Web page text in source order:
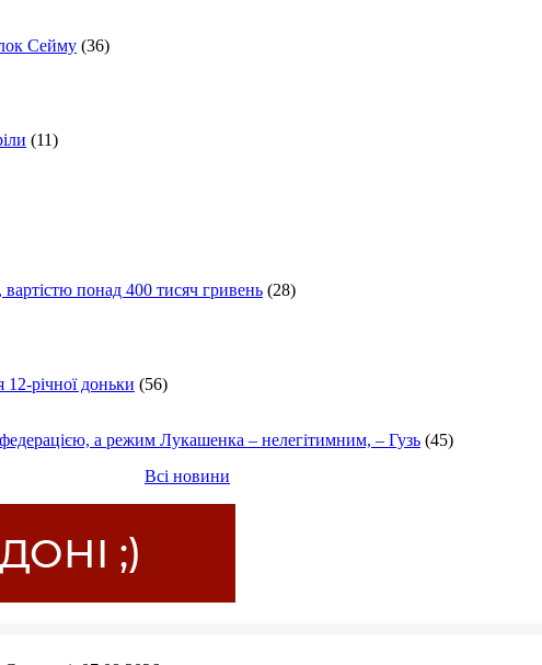
Сейму (36)
(11)
понад 400 тисяч гривень (28)
12-річної доньки (56)
а режим Лукашенка – нелегітимним, – Гузь (45)
Всі новини